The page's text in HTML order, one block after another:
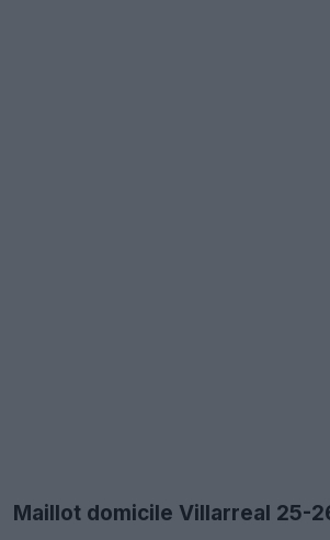
Maillot domicile Villarreal 25-